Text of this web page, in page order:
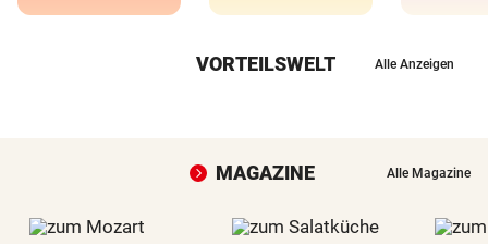
VORTEILSWELT Alle Anzeigen
MAGAZINE Alle Magazine